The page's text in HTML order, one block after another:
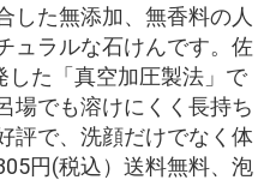
した無添加、無香料の人
ュラルな石けんです。佐
した「真空加圧製法」で
場でも溶けにくく長持ち
評で、洗顔だけでなく体
円(税込）送料無料、泡